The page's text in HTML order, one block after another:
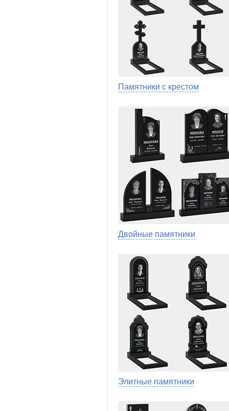
Памятники с крестом
Двойные памятники
Элитные памятники